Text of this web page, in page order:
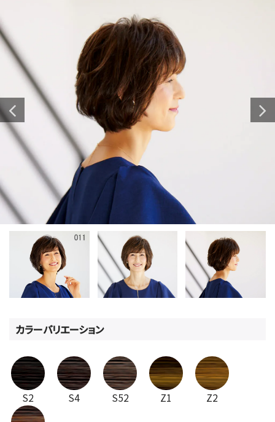
カラーバリエーション
S2 S4 S52 Z1 Z2